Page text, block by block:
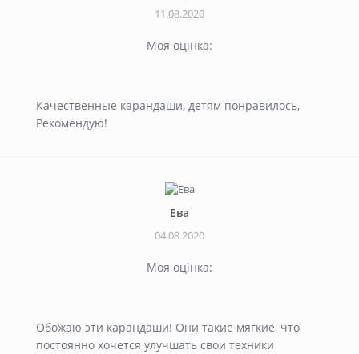
11.08.2020
Моя оцінка:
Качественные карандаши, детям понравилось,
Рекомендую!
Ева
04.08.2020
Моя оцінка:
Обожаю эти карандаши! Они такие мягкие, что
постоянно хочется улучшать свои техники